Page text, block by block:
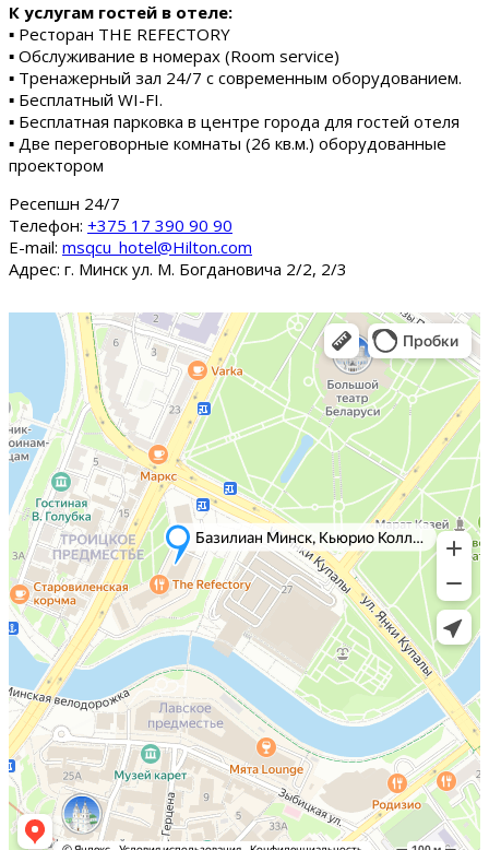
К услугам гостей в отеле:
▪ Ресторан THE REFECTORY
▪ Обслуживание в номерах (Room service)
▪ Тренажерный зал 24/7 с современным оборудованием.
▪ Бесплатный WI-FI.
▪ Бесплатная парковка в центре города для гостей отеля
▪ Две переговорные комнаты (26 кв.м.) оборудованные
проектором
Ресепшн 24/7
Tелефон: +375 17 390 90 90
E-mail: msqcu_hotel@Hilton.com
Адрес: г. Минск ул. М. Богдановича 2/2, 2/3